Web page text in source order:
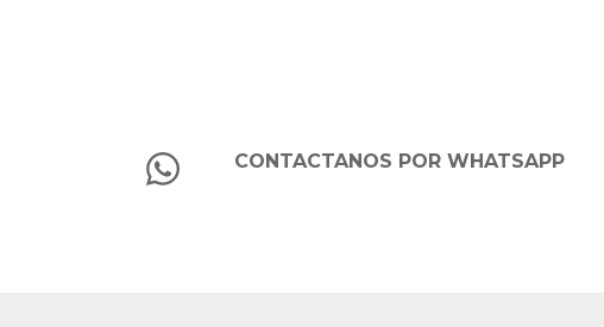
CONTACTANOS POR WHATSAPP